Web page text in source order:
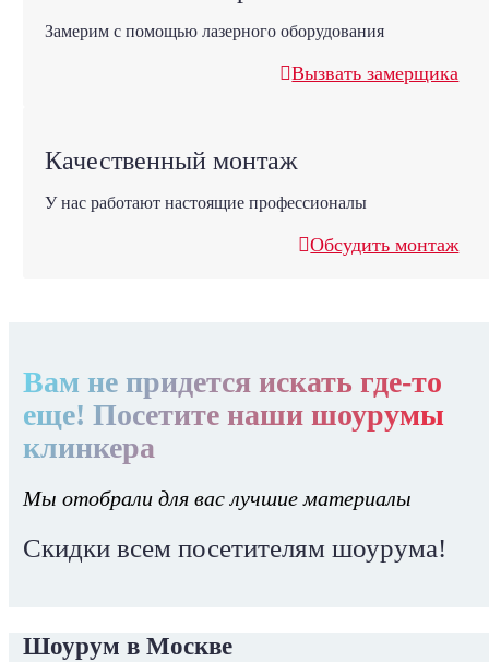
Замерим с помощью лазерного оборудования
Вызвать замерщика
Качественный монтаж
У нас работают настоящие профессионалы
Обсудить монтаж
Вам не придется искать где-то
еще! Посетите наши шоурумы
клинкера
Мы отобрали для вас лучшие материалы
Скидки всем посетителям шоурума!
Шоурум в Москве